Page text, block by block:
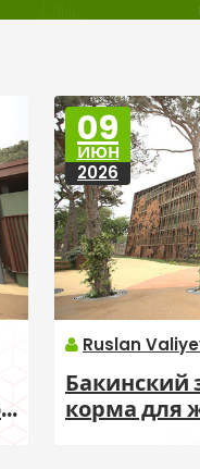
09
ИЮН
2026
Ruslan
Бакинский
корма для